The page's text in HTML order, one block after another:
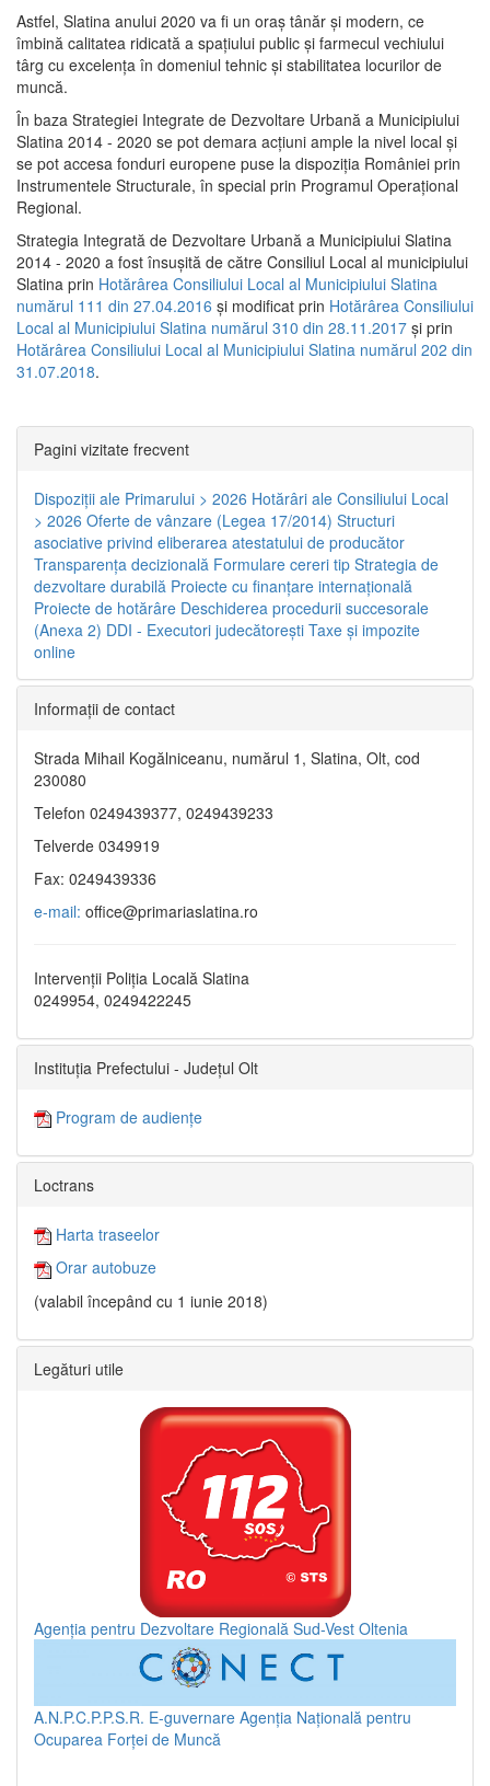
Astfel, Slatina anului 2020 va fi un oraş tânăr şi modern, ce
îmbină calitatea ridicată a spaţiului public şi farmecul vechiului
târg cu excelenţa în domeniul tehnic şi stabilitatea locurilor de
muncă.
În baza Strategiei Integrate de Dezvoltare Urbană a Municipiului
Slatina 2014 - 2020 se pot demara acţiuni ample la nivel local şi
se pot accesa fonduri europene puse la dispoziţia României prin
Instrumentele Structurale, în special prin Programul Operațional
Regional.
Strategia Integrată de Dezvoltare Urbană a Municipiului Slatina
2014 - 2020 a fost însuşită de către Consiliul Local al municipiului
Slatina prin Hotărârea Consiliului Local al Municipiului Slatina
numărul 111 din 27.04.2016 și modificat prin Hotărârea Consiliului
Local al Municipiului Slatina numărul 310 din 28.11.2017 și prin
Hotărârea Consiliului Local al Municipiului Slatina numărul 202 din
31.07.2018.
Pagini vizitate frecvent
Dispoziţii ale Primarului > 2026 Hotărâri ale Consiliului Local
> 2026 Oferte de vânzare (Legea 17/2014) Structuri
asociative privind eliberarea atestatului de producător
Transparenţa decizională Formulare cereri tip Strategia de
dezvoltare durabilă Proiecte cu finanţare internaţională
Proiecte de hotărâre Deschiderea procedurii succesorale
(Anexa 2) DDI - Executori judecătorești Taxe şi impozite
online
Informaţii de contact
Strada Mihail Kogălniceanu, numărul 1, Slatina, Olt, cod
230080
Telefon 0249439377, 0249439233
Telverde 0349919
Fax: 0249439336
e-mail: office@primariaslatina.ro
Intervenții Poliția Locală Slatina
0249954, 0249422245
Instituția Prefectului - Județul Olt
Program de audiențe
Loctrans
Harta traseelor
Orar autobuze
(valabil începând cu 1 iunie 2018)
Legături utile
Agenția pentru Dezvoltare Regională Sud-Vest Oltenia
A.N.P.C.P.P.S.R. E-guvernare Agenția Națională pentru
Ocuparea Forței de Muncă